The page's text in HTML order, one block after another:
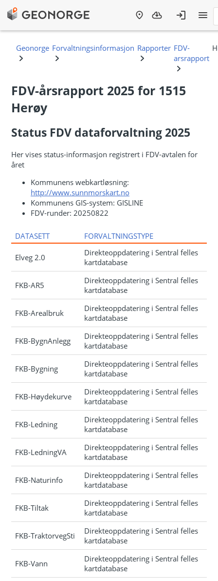
FDV-årsrapport 2025 for 1515
Herøy
Status FDV dataforvaltning 2025
Her vises status-informasjon registrert i FDV-avtalen for
året
Kommunens webkartløsning:
http://www.sunnmorskart.no
Kommunens GIS-system: GISLINE
FDV-runder: 20250822
DATASETT FORVALTNINGSTYPE
Elveg 2.0
Direkteoppdatering i Sentral felles
kartdatabase
FKB-AR5
Direkteoppdatering i Sentral felles
kartdatabase
FKB-Arealbruk
Direkteoppdatering i Sentral felles
kartdatabase
FKB-BygnAnlegg
Direkteoppdatering i Sentral felles
kartdatabase
FKB-Bygning
Direkteoppdatering i Sentral felles
kartdatabase
FKB-Høydekurve
Direkteoppdatering i Sentral felles
kartdatabase
FKB-Ledning
Direkteoppdatering i Sentral felles
kartdatabase
FKB-LedningVA
Direkteoppdatering i Sentral felles
kartdatabase
FKB-Naturinfo
Direkteoppdatering i Sentral felles
kartdatabase
FKB-Tiltak
Direkteoppdatering i Sentral felles
kartdatabase
FKB-TraktorvegSti
Direkteoppdatering i Sentral felles
kartdatabase
FKB-Vann
Direkteoppdatering i Sentral felles
kartdatabase